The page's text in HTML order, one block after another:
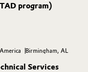
program)
Birmingham, AL
Services